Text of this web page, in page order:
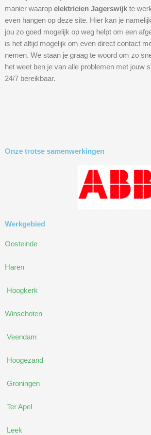
manier waarop elektricien Jagerswijk te
even hangen op deze site. Hier kan je
jou zo goed mogelijk op weg helpt om een
is het altijd mogelijk om even direct contact
nemen. We staan je graag te woord om zo
het weet ben je van alle problemen met jouw
24/7 bereikbaar.
Onze trotse samenwerkingen
Werkgebied
Oosteinde
Haren
Hoogkerk
Winschoten
Veendam
Hoogezand
Groningen
Ter Apel
Leek